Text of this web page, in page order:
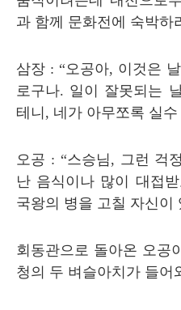
과 함께 문화전에 숙박하
삼장 : “오공아, 이것은
로구나. 일이 잘못되는
테니 , 네가 아무쪼록 실
오공 : “스승님, 그런 걱
난 음식이나 많이 대접
국왕의 병을 고칠 자신이
회동관으로 돌아온 오공
청의 두 벼슬아치가 들어